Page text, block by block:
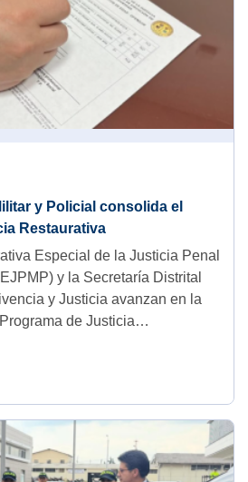
y Policial consolida el
Restaurativa
Especial de la Justicia Penal
y la Secretaría Distrital
y Justicia avanzan en la
de Justicia…